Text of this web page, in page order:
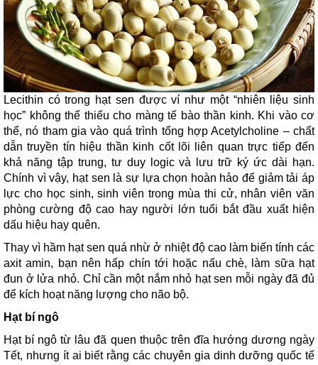
Lecithin có trong hạt sen được ví như một “nhiên liệu sinh
học” không thể thiếu cho màng tế bào thần kinh. Khi vào cơ
thể, nó tham gia vào quá trình tổng hợp Acetylcholine – chất
dẫn truyền tín hiệu thần kinh cốt lõi liên quan trực tiếp đến
khả năng tập trung, tư duy logic và lưu trữ ký ức dài hạn.
Chính vì vậy, hạt sen là sự lựa chọn hoàn hảo để giảm tải áp
lực cho học sinh, sinh viên trong mùa thi cử, nhân viên văn
phòng cường độ cao hay người lớn tuổi bắt đầu xuất hiện
dấu hiệu hay quên.
Thay vì hầm hạt sen quá nhừ ở nhiệt độ cao làm biến tính các
axit amin, bạn nên hấp chín tới hoặc nấu chè, làm sữa hạt
đun ở lửa nhỏ. Chỉ cần một nắm nhỏ hạt sen mỗi ngày đã đủ
để kích hoạt năng lượng cho não bộ.
Hạt bí ngô
Hạt bí ngô từ lâu đã quen thuộc trên đĩa hướng dương ngày
Tết, nhưng ít ai biết rằng các chuyên gia dinh dưỡng quốc tế